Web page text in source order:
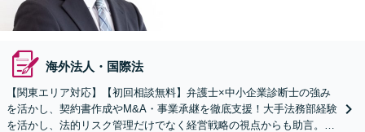
海外法人・国際法
【関東エリア対応】【初回相談無料】弁護士×中小企業診断士の強み
を活かし、契約書作成やM&A・事業承継を徹底支援！大手法務部経験
を活かし、法的リスク管理だけでなく経営戦略の視点からも助言。攻